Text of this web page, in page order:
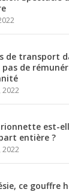
de transport
pas de
2022
est-
entière ?
2022
ce gouffre